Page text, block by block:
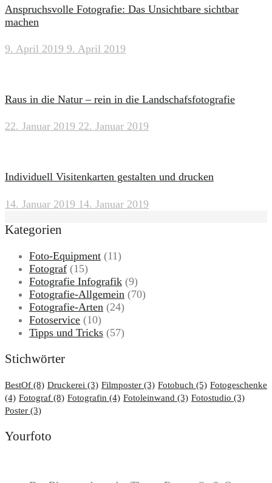
Anspruchsvolle Fotografie: Das Unsichtbare sichtbar
machen
9. April 2019 9. April 2019
Raus in die Natur – rein in die Landschafsfotografie
22. Januar 2019 22. Januar 2019
Individuell Visitenkarten gestalten und drucken
14. Januar 2019 14. Januar 2019
Kategorien
Foto-Equipment (11)
Fotograf (15)
Fotografie Infografik (9)
Fotografie-Allgemein (70)
Fotografie-Arten (24)
Fotoservice (10)
Tipps und Tricks (57)
Stichwörter
BestOf (8) Druckerei (3) Filmposter (3) Fotobuch (5) Fotogeschenke
(4) Fotograf (8) Fotografin (4) Fotoleinwand (3) Fotostudio (3)
Poster (3)
Yourfoto